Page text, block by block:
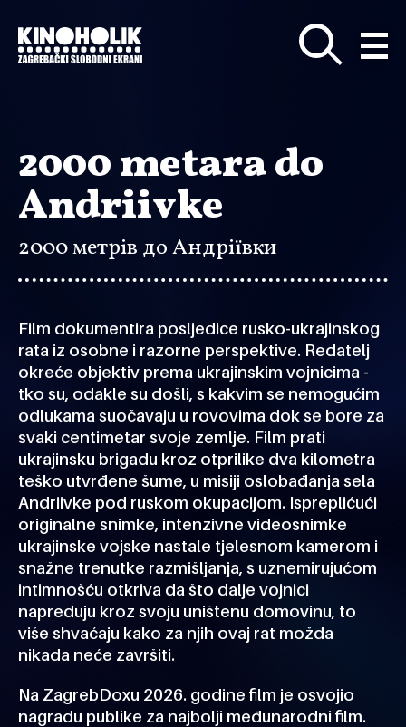
glavni
sadržaj
2000 metara do
Andriivke
2000 метрів до Андріївки
Film dokumentira posljedice rusko-ukrajinskog
rata iz osobne i razorne perspektive. Redatelj
okreće objektiv prema ukrajinskim vojnicima -
tko su, odakle su došli, s kakvim se nemogućim
odlukama suočavaju u rovovima dok se bore za
svaki centimetar svoje zemlje. Film prati
ukrajinsku brigadu kroz otprilike dva kilometra
teško utvrđene šume, u misiji oslobađanja sela
Andriivke pod ruskom okupacijom. Ispreplićući
originalne snimke, intenzivne videosnimke
ukrajinske vojske nastale tjelesnom kamerom i
snažne trenutke razmišljanja, s uznemirujućom
intimnošću otkriva da što dalje vojnici
napreduju kroz svoju uništenu domovinu, to
više shvaćaju kako za njih ovaj rat možda
nikada neće završiti.
Na ZagrebDoxu 2026. godine film je osvojio
nagradu publike za najbolji međunarodni film.